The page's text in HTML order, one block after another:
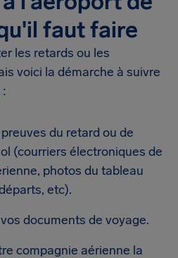
faut faire
les retards ou les
voici la démarche à suivre
du retard ou de
(courriers électroniques de
photos du tableau
etc).
documents de voyage.
compagnie aérienne la